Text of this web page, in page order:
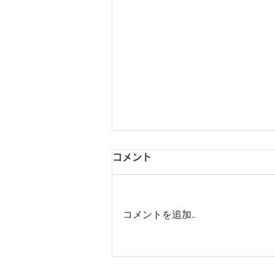
新メニュー 【ハイフ
コメント
コメントを追加…